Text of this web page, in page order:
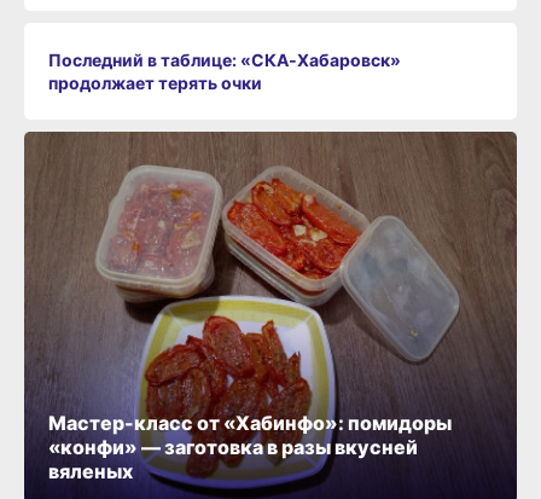
Последний в таблице: «СКА‑Хабаровск»
продолжает терять очки
Мастер-класс от «Хабинфо»: помидоры
«конфи» — заготовка в разы вкусней
вяленых